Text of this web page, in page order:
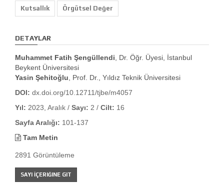
Kutsallık Örgütsel Değer
DETAYLAR
Muhammet Fatih Şengüllendi , Dr. Öğr. Üyesi, İstanbul
Beykent Üniversitesi
Yasin Şehitoğlu , Prof. Dr., Yıldız Teknik Üniversitesi
DOI: dx.doi.org/10.12711/tjbe/m4057
Yıl: 2023, Aralık / Sayı: 2 / Cilt: 16
Sayfa Aralığı: 101-137
Tam Metin
2891 Görüntüleme
SAYI İÇERIĞINE GIT